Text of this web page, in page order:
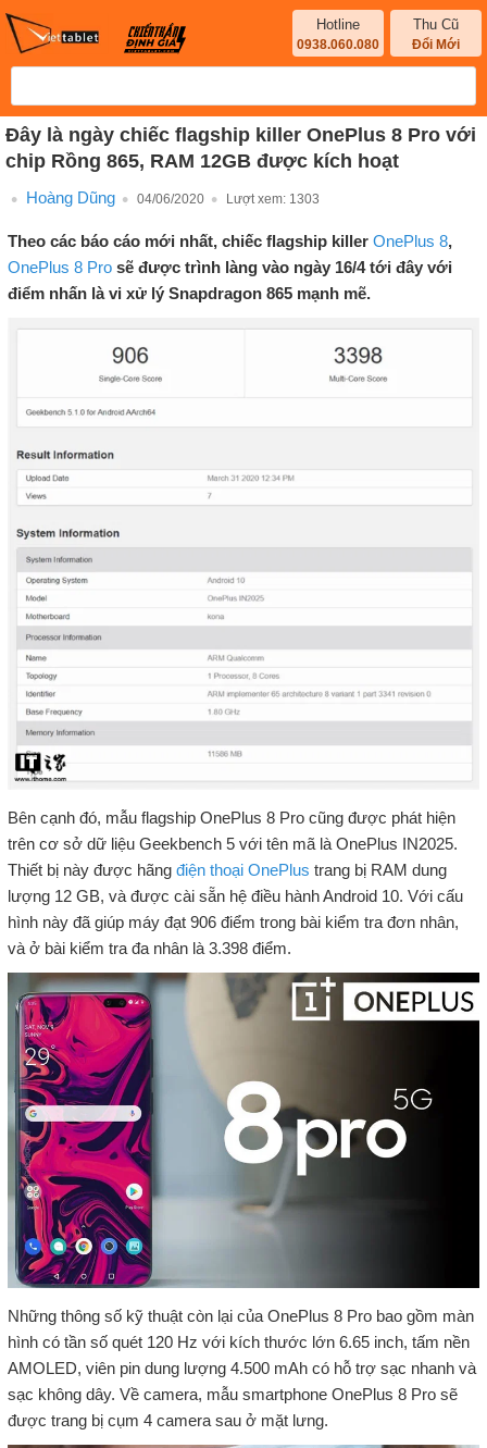
Hotline
0938.060.080
Thu Cũ
Đổi Mới
Đây là ngày chiếc flagship killer OnePlus 8 Pro với
chip Rồng 865, RAM 12GB được kích hoạt
Hoàng Dũng 04/06/2020 Lượt xem: 1303
Theo các báo cáo mới nhất, chiếc flagship killer OnePlus 8,
OnePlus 8 Prosẽ được trình làng vào ngày 16/4 tới đây với
điểm nhấn là vi xử lý Snapdragon 865 mạnh mẽ.
Bên cạnh đó, mẫu flagship OnePlus 8 Pro cũng được phát hiện
trên cơ sở dữ liệu Geekbench 5 với tên mã là OnePlus IN2025.
Thiết bị này được hãng điện thoại OnePlus trang bị RAM dung
lượng 12 GB, và được cài sẵn hệ điều hành Android 10. Với cấu
hình này đã giúp máy đạt 906 điểm trong bài kiểm tra đơn nhân,
và ở bài kiểm tra đa nhân là 3.398 điểm.
Những thông số kỹ thuật còn lại của OnePlus 8 Pro bao gồm màn
hình có tần số quét 120 Hz với kích thước lớn 6.65 inch, tấm nền
AMOLED, viên pin dung lượng 4.500 mAh có hỗ trợ sạc nhanh và
sạc không dây. Về camera, mẫu smartphone OnePlus 8 Pro sẽ
được trang bị cụm 4 camera sau ở mặt lưng.